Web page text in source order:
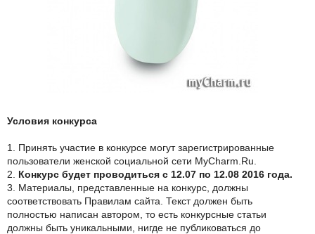
Условия конкурса
1. Принять участие в конкурсе могут зарегистрированные
пользователи женской социальной сети MyCharm.Ru.
2. Конкурс будет проводиться с 12.07 по 12.08 2016 года.
3. Материалы, представленные на конкурс, должны
соответствовать Правилам сайта. Текст должен быть
полностью написан автором, то есть конкурсные статьи
должны быть уникальными, нигде не публиковаться до